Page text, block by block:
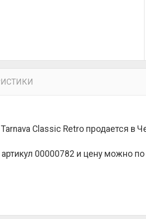
Tarnava Classic Retro продается в
артикул 00000782 и цену можно